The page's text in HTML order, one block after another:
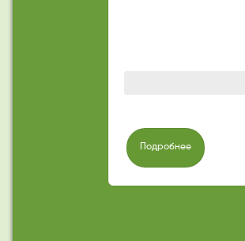
Подробнее